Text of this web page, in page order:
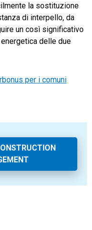
la sostituzione
di interpello, da
un così significativo
delle due
per i comuni